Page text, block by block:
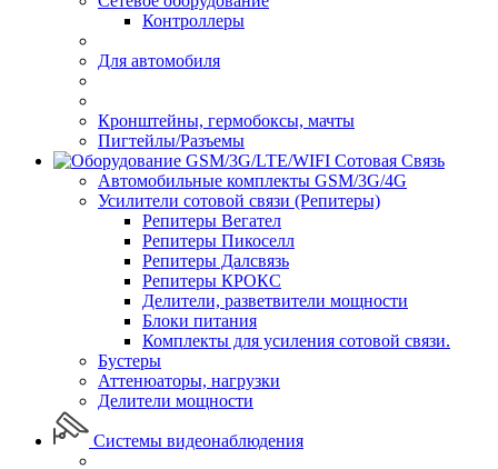
Контроллеры
Для автомобиля
Кронштейны, гермобоксы, мачты
Пигтейлы/Разъемы
Сотовая Связь
Автомобильные комплекты GSM/3G/4G
Усилители сотовой связи (Репитеры)
Репитеры Вегател
Репитеры Пикоселл
Репитеры Далсвязь
Репитеры КРОКС
Делители, разветвители мощности
Блоки питания
Комплекты для усиления сотовой связи.
Бустеры
Аттенюаторы, нагрузки
Делители мощности
Системы видеонаблюдения